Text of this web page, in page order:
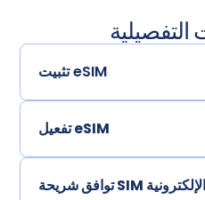
التفصيلية
تثبيت eSIM
تفعيل eSIM
توافق شريحة SIM الإلكترونية